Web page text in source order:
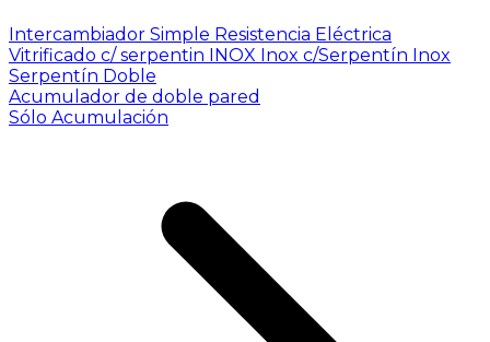
Intercambiador Simple Resistencia Eléctrica
Vitrificado c/ serpentin INOX Inox c/Serpentín Inox
Serpentín Doble
Acumulador de doble pared
Sólo Acumulación